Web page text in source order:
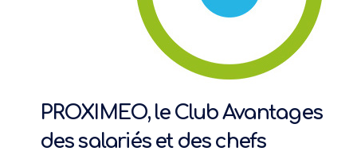
PROXIMEO, le Club Avantages
des salariés et des chefs